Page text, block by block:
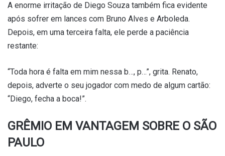
A enorme irritação de Diego Souza também fica evidente
após sofrer em lances com Bruno Alves e Arboleda.
Depois, em uma terceira falta, ele perde a paciência
restante:
“Toda hora é falta em mim nessa b…, p…”, grita. Renato,
depois, adverte o seu jogador com medo de algum cartão:
“Diego, fecha a boca!”.
GRÊMIO EM VANTAGEM SOBRE O SÃO
PAULO